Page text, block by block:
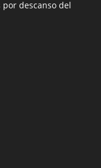
descanso del